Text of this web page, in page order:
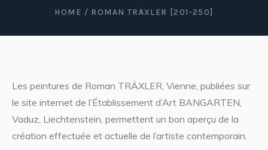
HOME / ROMAN TRÄXLER [201-250]
Les peintures de Roman TRÄXLER, Vienne, publiées sur
le site internet de l’Établissement d’Art BANGARTEN,
Vaduz, Liechtenstein, permettent un bon aperçu de la
création effectuée et actuelle de l’artiste contemporain.